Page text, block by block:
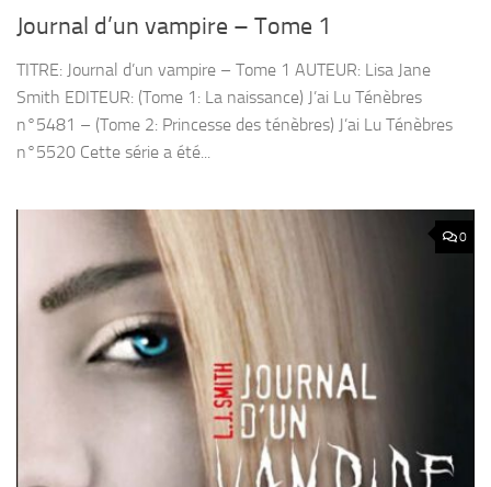
Journal d’un vampire – Tome 1
TITRE: Journal d’un vampire – Tome 1 AUTEUR: Lisa Jane
Smith EDITEUR: (Tome 1: La naissance) J’ai Lu Ténèbres
n°5481 – (Tome 2: Princesse des ténèbres) J’ai Lu Ténèbres
n°5520 Cette série a été...
0